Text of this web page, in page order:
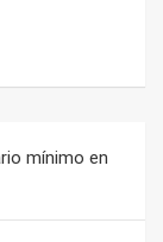
mínimo en